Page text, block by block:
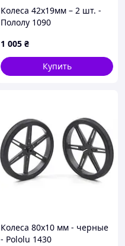
Колеса 42х19мм – 2 шт. -
Пололу 1090
1 005 ₴
Купить
Колеса 80х10 мм - черные
- Pololu 1430